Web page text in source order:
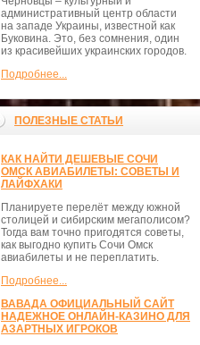
административный центр области
на западе Украины, известной как
Буковина. Это, без сомнения, один
из красивейших украинских городов.
Подробнее...
ПОЛЕЗНЫЕ СТАТЬИ
КАК НАЙТИ ДЕШЕВЫЕ СОЧИ
ОМСК АВИАБИЛЕТЫ: СОВЕТЫ И
ЛАЙФХАКИ
Планируете перелёт между южной
столицей и сибирским мегаполисом?
Тогда вам точно пригодятся советы,
как выгодно купить Сочи Омск
авиабилеты и не переплатить.
Подробнее...
ВАВАДА ОФИЦИАЛЬНЫЙ САЙТ
НАДЕЖНОЕ ОНЛАЙН-КАЗИНО ДЛЯ
АЗАРТНЫХ ИГРОКОВ